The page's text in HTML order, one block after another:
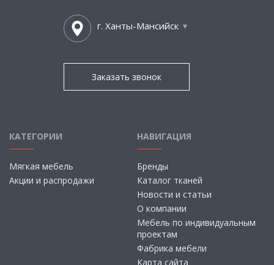
г. Ханты-Мансийск
Заказать звонок
КАТЕГОРИИ
Мягкая мебель
Акции и распродажи
НАВИГАЦИЯ
Бренды
Каталог тканей
Новости и статьи
О компании
Мебель по индивидуальным
проектам
Фабрика мебели
Карта сайта